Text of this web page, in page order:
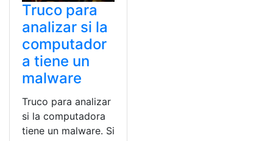
Truco para
analizar si la
computador
a tiene un
malware
Truco para analizar
si la computadora
tiene un malware. Si